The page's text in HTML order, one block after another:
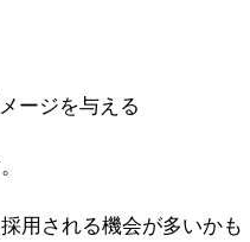
ージを与える
用される機会が多いかも